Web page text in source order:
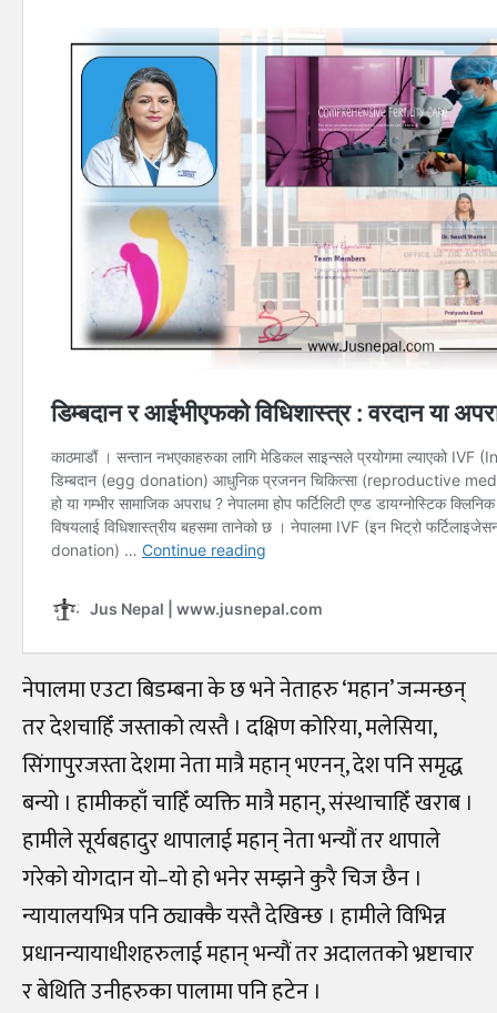
नेपालमा एउटा बिडम्बना के छ भने नेताहरु ‘महान’ जन्मन्छन्
तर देशचाहिँ जस्ताको त्यस्तै । दक्षिण कोरिया, मलेसिया,
सिंगापुरजस्ता देशमा नेता मात्रै महान् भएनन्, देश पनि समृद्ध
बन्यो । हामीकहाँ चाहिँ व्यक्ति मात्रै महान्, संस्थाचाहिँ खराब ।
हामीले सूर्यबहादुर थापालाई महान् नेता भन्यौं तर थापाले
गरेको योगदान यो–यो हो भनेर सम्झने कुरै चिज छैन ।
न्यायालयभित्र पनि ठ्याक्कै यस्तै देखिन्छ । हामीले विभिन्न
प्रधानन्यायाधीशहरुलाई महान् भन्यौं तर अदालतको भ्रष्टाचार
र बेथिति उनीहरुका पालामा पनि हटेन ।